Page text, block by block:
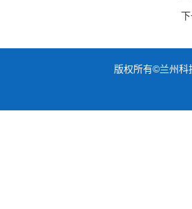
下
版权所有©兰州